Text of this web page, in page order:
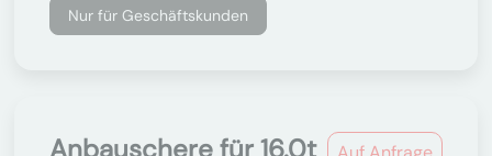
Nur für Geschäftskunden
Anbauschere für 16.0t